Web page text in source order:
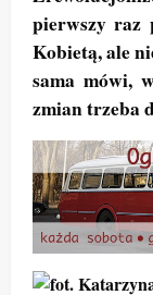
pierwszy raz
Kobietą, ale
sama mówi,
zmian trzeba